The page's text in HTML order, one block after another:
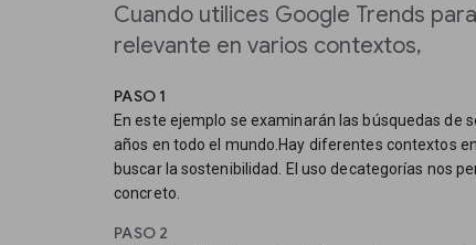
Cuando utilices Google Trends
relevante en varios contextos,
PASO 1
En este ejemplo se examinarán las búsquedas de
años en todo el mundo.Hay diferentes contextos
buscar la sostenibilidad. El uso decategorías nos
concreto.
PASO 2